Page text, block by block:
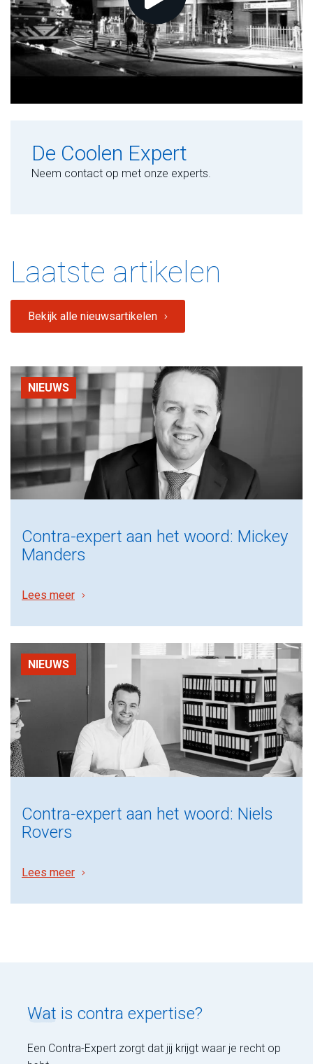
De Coolen Expert
Neem contact op met onze experts.
Laatste artikelen
Bekijk alle nieuwsartikelen
NIEUWS
Contra-expert aan het woord: Mickey
Manders
Lees meer
NIEUWS
Contra-expert aan het woord: Niels
Rovers
Lees meer
Wat is contra expertise?
Een Contra-Expert zorgt dat jij krijgt waar je recht op